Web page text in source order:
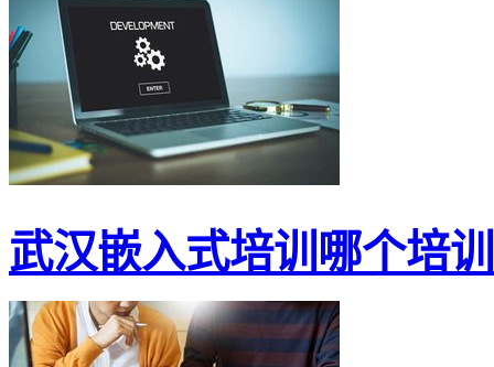
武汉嵌入式培训哪个培